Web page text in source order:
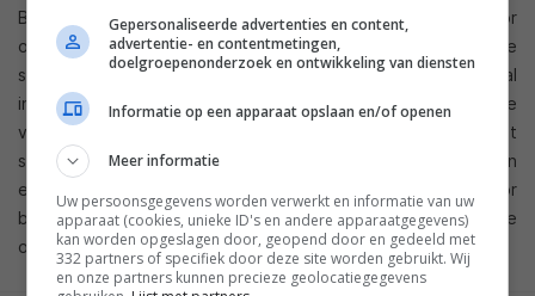
Build-conferentie in juni de eerste publieke preview voor
ontwikkelaars en enthousiastelingen lanceert. Dit is de eerste
stabiele versie van de update die aangeeft wat we allemaal
in de uiteindelijke update kunnen verwachten. De uiteindelijke
versie wordt later dit jaar verwacht. Overigens wordt het
steeds onduidelijker of het nu gaat om een update (denk aan
een Service Pack update) of een nieuwe versie waar voor
betaald moet worden. Wij gaan nog steeds uit van de eerste
optie.
Gepersonaliseerde advertenties en content,
advertentie- en contentmetingen,
doelgroepenonderzoek en ontwikkeling van diensten
Informatie op een apparaat opslaan en/of openen
Meer informatie
Uw persoonsgegevens worden verwerkt en informatie van uw
apparaat (cookies, unieke ID's en andere apparaatgegevens)
kan worden opgeslagen door, geopend door en gedeeld met
332 partners of specifiek door deze site worden gebruikt. Wij
en onze partners kunnen precieze geolocatiegegevens